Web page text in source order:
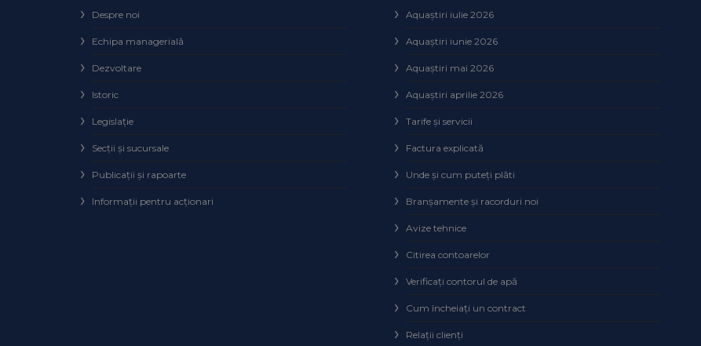
Despre noi
Echipa managerială
Dezvoltare
Istoric
Legislaţie
Secţii şi sucursale
Publicații și rapoarte
Informații pentru acționari
Aquaștiri iulie 2026
Aquaștiri iunie 2026
Aquaștiri mai 2026
Aquaștiri aprilie 2026
Tarife și servicii
Factura explicată
Unde și cum puteţi plăti
Branșamente și racorduri noi
Avize tehnice
Citirea contoarelor
Verificaţi contorul de apă
Cum încheiaţi un contract
Relaţii clienţi